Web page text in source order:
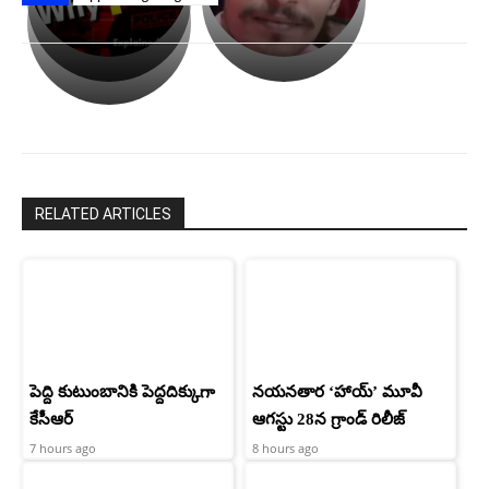
అసంపూర్ణం
స్టార్
హీరోయిన్‏గా
శ్రీనిధి
తీర్చుకున్న
ఉపాసన..
పాపం
రామ్
RELATED ARTICLES
పెద్ది కుటుంబానికి పెద్దదిక్కుగా
కేసీఆర్
7 hours ago
నయనతార ‘హాయ్’ మూవీ
ఆగస్టు 28న గ్రాండ్ రిలీజ్
8 hours ago